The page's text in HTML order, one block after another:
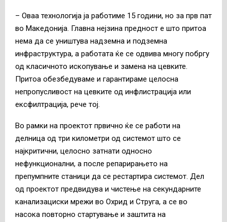
– Оваа технологија ја работиме 15 години, но за прв пат
во Македонија. Главна нејзина предност е што притоа
нема да се уништува надземна и подземна
инфраструктура, а работата ќе се одвива многу побргу
од класичното ископување и замена на цевките.
Притоа обезбедуваме и гарантираме целосна
непропусливост на цевките од инфлистрација или
ексфилтрација, рече тој.
Во рамки на проектот првично ќе се работи на
делница од три километри од системот што се
најкритични, целосно затнати односно
нефункционални, а после репарирањето на
препумпните станици да се рестартира системот. Дел
од проектот предвидува и чистење на секундарните
канализациски мрежи во Охрид и Струга, а се во
насока повторно стартување и заштита на